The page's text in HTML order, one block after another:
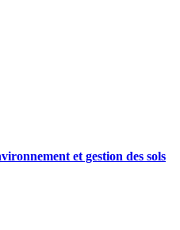
et gestion des sols